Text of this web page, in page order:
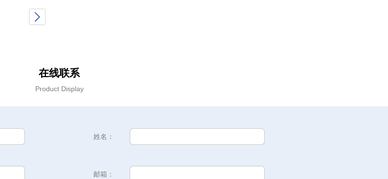
在线联系
Product Display
姓名：
邮箱：